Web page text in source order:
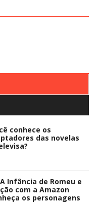
conhece os
das novelas
Infância de Romeu e
com a Amazon
os personagens